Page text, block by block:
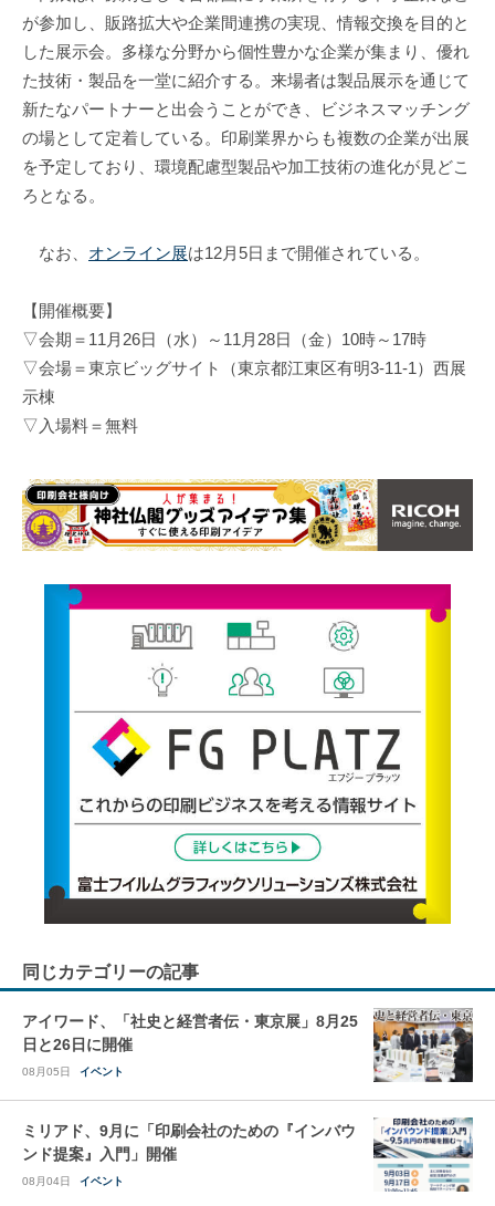
が参加し、販路拡大や企業間連携の実現、情報交換を目的と
した展示会。多様な分野から個性豊かな企業が集まり、優れ
た技術・製品を一堂に紹介する。来場者は製品展示を通じて
新たなパートナーと出会うことができ、ビジネスマッチング
の場として定着している。印刷業界からも複数の企業が出展
を予定しており、環境配慮型製品や加工技術の進化が見どこ
ろとなる。
なお、 オンライン展は12月5日まで開催されている。
【開催概要】
▽会期＝11月26日（水）～11月28日（金）10時～17時
▽会場＝東京ビッグサイト（東京都江東区有明3-11-1）西展
示棟
▽入場料＝無料
同じカテゴリーの記事
アイワード、「社史と経営者伝・東京展」8月25
日と26日に開催
08月05日 イベント
ミリアド、9月に「印刷会社のための『インバウ
ンド提案』入門」開催
08月04日 イベント